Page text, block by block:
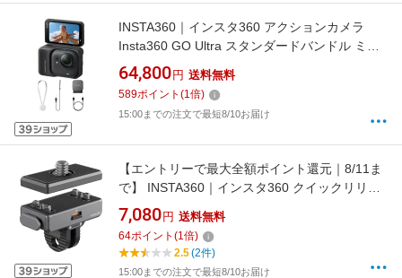
INSTA360｜インスタ360 アクションカメラ
Insta360 GO Ultra スタンダードバンドル ミッ
ドナイトブラック CINSABEA-GOULTRA02 [4K
対応 /防水]
64,800 円 送料無料
589ポイント (1倍)
15:00までの注文で最短8/10お届け
【エントリーで最大全額ポイント還元｜8/11ま
で】 INSTA360｜インスタ360 クイックリリー
スマウント2.0 X5 / X4 / X3 / AcePro2 / AcePro
/ Ace CINSEAVP
7,080 円 送料無料
64ポイント (1倍)
2.5(2件)
15:00までの注文で最短8/10お届け